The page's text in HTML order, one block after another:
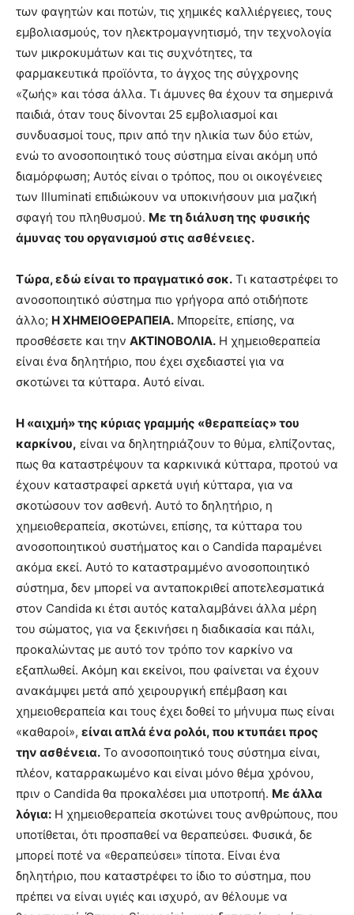
των φαγητών και ποτών, τις χημικές καλλιέργειες, τους
εμβολιασμούς, τον ηλεκτρομαγνητισμό, την τεχνολογία
των μικροκυμάτων και τις συχνότητες, τα
φαρμακευτικά προϊόντα, το άγχος της σύγχρονης
«ζωής» και τόσα άλλα. Τι άμυνες θα έχουν τα σημερινά
παιδιά, όταν τους δίνονται 25 εμβολιασμοί και
συνδυασμοί τους, πριν από την ηλικία των δύο ετών,
ενώ το ανοσοποιητικό τους σύστημα είναι ακόμη υπό
διαμόρφωση; Αυτός είναι ο τρόπος, που οι οικογένειες
των Illuminati επιδιώκουν να υποκινήσουν μια μαζική
σφαγή του πληθυσμού. Με τη διάλυση της φυσικής
άμυνας του οργανισμού στις ασθένειες.
Τώρα, εδώ είναι το πραγματικό σοκ. Τι καταστρέφει το
ανοσοποιητικό σύστημα πιο γρήγορα από οτιδήποτε
άλλο; Η ΧΗΜΕΙΟΘΕΡΑΠΕΙΑ. Μπορείτε, επίσης, να
προσθέσετε και την ΑΚΤΙΝΟΒΟΛΙΑ. Η χημειοθεραπεία
είναι ένα δηλητήριο, που έχει σχεδιαστεί για να
σκοτώνει τα κύτταρα. Αυτό είναι.
Η «αιχμή» της κύριας γραμμής «θεραπείας» του
καρκίνου, είναι να δηλητηριάζουν το θύμα, ελπίζοντας,
πως θα καταστρέψουν τα καρκινικά κύτταρα, προτού να
έχουν καταστραφεί αρκετά υγιή κύτταρα, για να
σκοτώσουν τον ασθενή. Αυτό το δηλητήριο, η
χημειοθεραπεία, σκοτώνει, επίσης, τα κύτταρα του
ανοσοποιητικού συστήματος και ο Candida παραμένει
ακόμα εκεί. Αυτό το καταστραμμένο ανοσοποιητικό
σύστημα, δεν μπορεί να ανταποκριθεί αποτελεσματικά
στον Candida κι έτσι αυτός καταλαμβάνει άλλα μέρη
του σώματος, για να ξεκινήσει η διαδικασία και πάλι,
προκαλώντας με αυτό τον τρόπο τον καρκίνο να
εξαπλωθεί. Ακόμη και εκείνοι, που φαίνεται να έχουν
ανακάμψει μετά από χειρουργική επέμβαση και
χημειοθεραπεία και τους έχει δοθεί το μήνυμα πως είναι
«καθαροί», είναι απλά ένα ρολόι, που κτυπάει προς
την ασθένεια. Το ανοσοποιητικό τους σύστημα είναι,
πλέον, καταρρακωμένο και είναι μόνο θέμα χρόνου,
πριν ο Candida θα προκαλέσει μια υποτροπή. Με άλλα
λόγια: Η χημειοθεραπεία σκοτώνει τους ανθρώπους, που
υποτίθεται, ότι προσπαθεί να θεραπεύσει. Φυσικά, δε
μπορεί ποτέ να «θεραπεύσει» τίποτα. Είναι ένα
δηλητήριο, που καταστρέφει το ίδιο το σύστημα, που
πρέπει να είναι υγιές και ισχυρό, αν θέλουμε να